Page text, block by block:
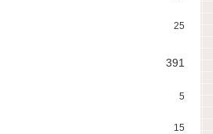
25
391
5
15